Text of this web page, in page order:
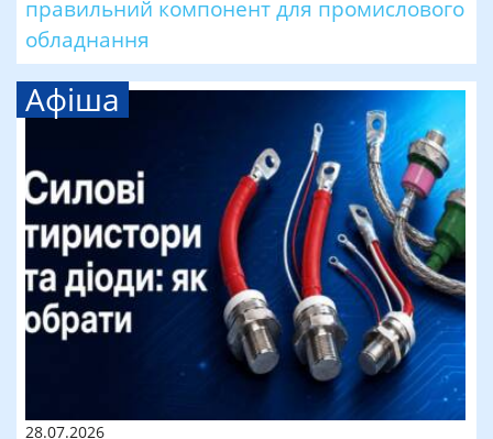
правильний компонент для промислового
обладнання
Афіша
28.07.2026